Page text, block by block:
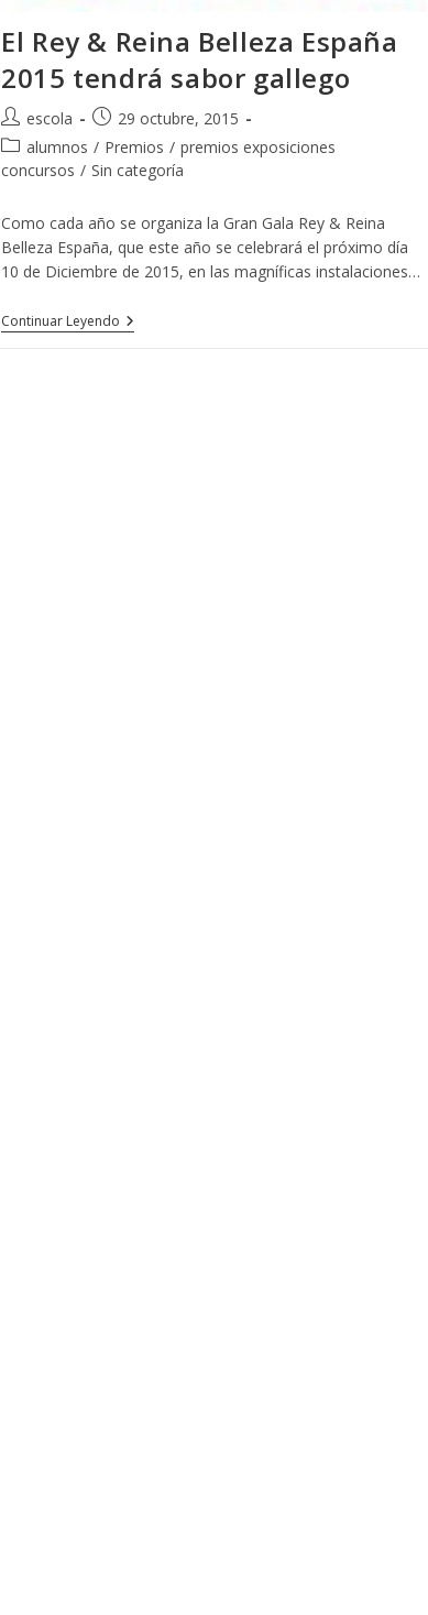
El Rey & Reina Belleza España
2015 tendrá sabor gallego
Autor
de
la
escola
Publicación
de
la
entrada:
29 octubre, 2015
Categoría
de
entrada:
alumnos / Premios / premios exposiciones
concursos / Sin categoría
Como cada año se organiza la Gran Gala Rey & Reina
Belleza España, que este año se celebrará el próximo día
10 de Diciembre de 2015, en las magníficas instalaciones…
Continuar Leyendo El
Rey